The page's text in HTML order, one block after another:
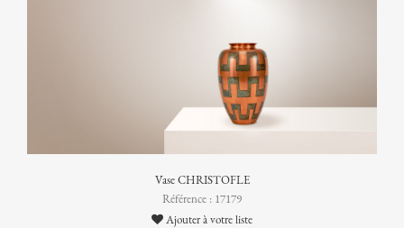
Vase CHRISTOFLE
Référence : 17179
Ajouter à votre liste